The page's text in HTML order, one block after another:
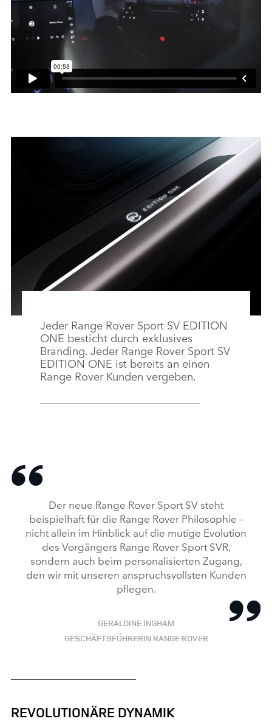
Jeder Range Rover Sport SV EDITION
ONE besticht durch exklusives
Branding. Jeder Range Rover Sport SV
EDITION ONE ist bereits an einen
Range Rover Kunden vergeben.
Der neue Range Rover Sport SV steht
beispielhaft für die Range Rover Philosophie –
nicht allein im Hinblick auf die mutige Evolution
des Vorgängers Range Rover Sport SVR,
sondern auch beim personalisierten Zugang,
den wir mit unseren anspruchsvollsten Kunden
pflegen.
GERALDINE INGHAM
GESCHÄFTSFÜHRERIN RANGE ROVER
REVOLUTIONÄRE DYNAMIK